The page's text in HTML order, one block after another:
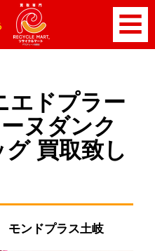
エドプラー
ヌダンク
買取致し
モンドプラス土岐